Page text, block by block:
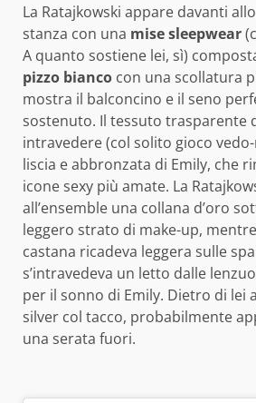
La Ratajkowski appare davanti
stanza con una mise sleepwear
A quanto sostiene lei, sì)
pizzo bianco con una scollatura
mostra il balconcino e il seno
sostenuto. Il tessuto trasparente
intravedere (col solito gioco
liscia e abbronzata di Emily, che
icone sexy più amate. La
all’ensemble una collana d’oro
leggero strato di make-up,
castana ricadeva leggera sulle
s’intravedeva un letto dalle
per il sonno di Emily. Dietro di lei
silver col tacco, probabilmente
una serata fuori.